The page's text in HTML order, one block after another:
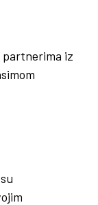
partnerima iz